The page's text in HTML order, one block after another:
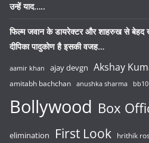
उन्हें याद…..
फिल्म जवान के डायरेक्टर और शाहरुख से बेहद
दीपिका पादुकोण है इसकी वजह…
aamir khan ajay devgn Akshay
amitabh bachchan anushka sharma bb10
Bollywood Box
elimination First Look hrithik